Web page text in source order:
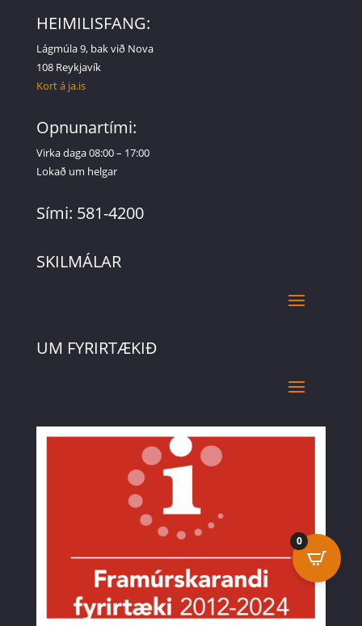
HEIMILISFANG:
Lágmúla 9, bak við Nova
108 Reykjavík
Kort á ja.is
Opnunartími:
Virka daga 08:00 – 17:00
Lokað um helgar
Sími: 581-4200
SKILMÁLAR
UM FYRIRTÆKIÐ
0